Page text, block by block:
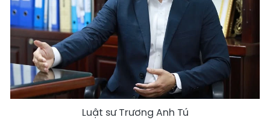
Luật sư Trương Anh Tú